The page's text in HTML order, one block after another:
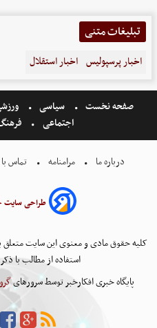
تبلیغات متنی
اخبار پرسپولیس اخبار استقلال
صفحه نخست سیاسی
اجتماعی
درباره ما مرامنامه تماس با
طراحی سایت
کلیه حقوق مادی و معنوی این سایت متعلق
استفاده از مطالب با
پایگاه خبری افکارخبر توسط سرورهای